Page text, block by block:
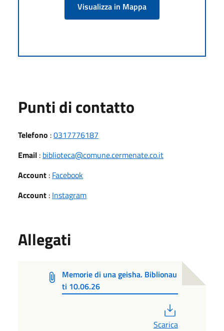
Visualizza in Mappa
Punti di contatto
Telefono :0317776187
Email : biblioteca@comune.cermenate.co.it
Account : Facebook
Account : Instagram
Allegati
Memorie di una geisha. Biblionau
ti 10.06.26
Scarica